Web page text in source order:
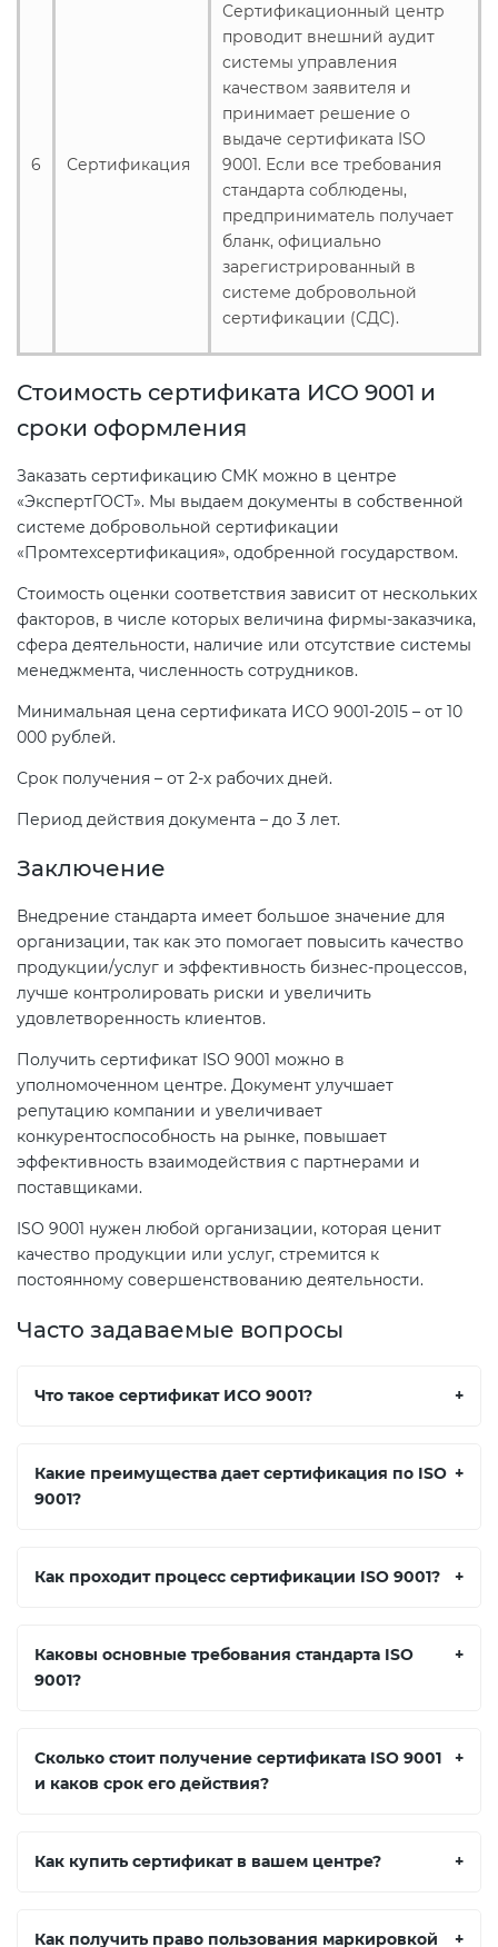
6 Сертификация
Сертификационный центр
проводит внешний аудит
системы управления
качеством заявителя и
принимает решение о
выдаче сертификата ISO
9001. Если все требования
стандарта соблюдены,
предприниматель получает
бланк, официально
зарегистрированный в
системе добровольной
сертификации (СДС).
Стоимость сертификата ИСО 9001 и
сроки оформления
Заказать сертификацию СМК можно в центре
«ЭкспертГОСТ». Мы выдаем документы в собственной
системе добровольной сертификации
«Промтехсертификация», одобренной государством.
Стоимость оценки соответствия зависит от нескольких
факторов, в числе которых величина фирмы-заказчика,
сфера деятельности, наличие или отсутствие системы
менеджмента, численность сотрудников.
Минимальная цена сертификата ИСО 9001-2015 – от 10
000 рублей.
Срок получения – от 2-х рабочих дней.
Период действия документа – до 3 лет.
Заключение
Внедрение стандарта имеет большое значение для
организации, так как это помогает повысить качество
продукции/услуг и эффективность бизнес-процессов,
лучше контролировать риски и увеличить
удовлетворенность клиентов.
Получить сертификат ISO 9001 можно в
уполномоченном центре. Документ улучшает
репутацию компании и увеличивает
конкурентоспособность на рынке, повышает
эффективность взаимодействия с партнерами и
поставщиками.
ISO 9001 нужен любой организации, которая ценит
качество продукции или услуг, стремится к
постоянному совершенствованию деятельности.
Часто задаваемые вопросы
Что такое сертификат ИСО 9001? +
Какие преимущества дает сертификация по ISO
9001?
+
Как проходит процесс сертификации ISO 9001? +
Каковы основные требования стандарта ISO
9001?
+
Сколько стоит получение сертификата ISO 9001
и каков срок его действия?
+
Как купить сертификат в вашем центре? +
Как получить право пользования маркировкой +